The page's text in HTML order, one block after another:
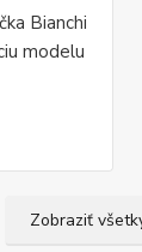
Bianchi
modelu
Zobraziť